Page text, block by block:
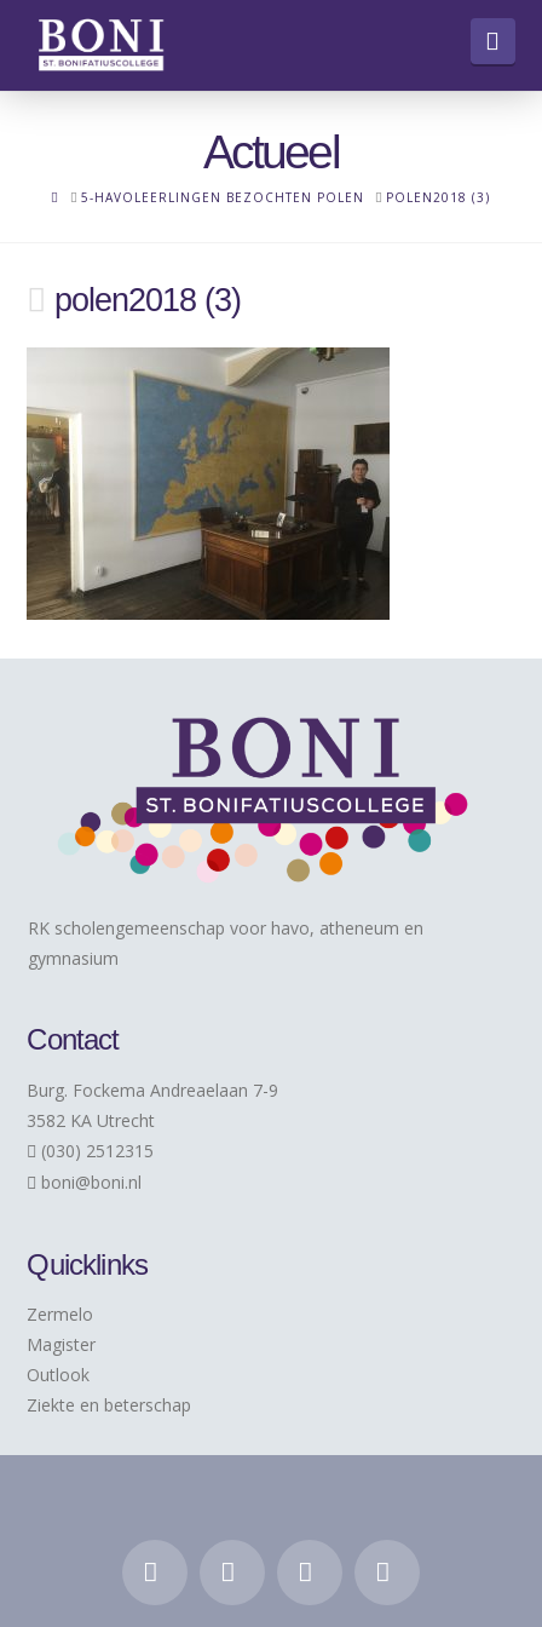
Actueel
HOME
5-HAVOLEERLINGEN BEZOCHTEN POLEN POLEN2018 (3)
polen2018 (3)
RK scholengemeenschap voor havo, atheneum en
gymnasium
Contact
Burg. Fockema Andreaelaan 7-9
3582 KA Utrecht
(030) 2512315
boni@boni.nl
Quicklinks
Zermelo
Magister
Outlook
Ziekte en beterschap